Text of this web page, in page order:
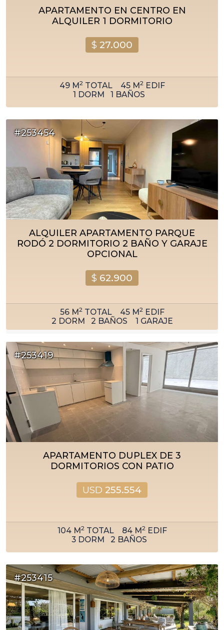
APARTAMENTO EN CENTRO EN
ALQUILER 1 DORMITORIO
$ 27.000
49M2TOTAL 45M2EDIF
1 DORM 1 BAÑOS
#253454
ALQUILER APARTAMENTO PARQUE
RODÓ 2 DORMITORIO 2 BAÑO Y GARAJE
OPCIONAL
$ 62.900
56M2TOTAL 45M2EDIF
2 DORM 2 BAÑOS 1 GARAJE
#253419
APARTAMENTO DUPLEX DE 3
DORMITORIOS CON PATIO
USD 255.554
104M2TOTAL 84M2EDIF
3DORM 2 BAÑOS
#253415